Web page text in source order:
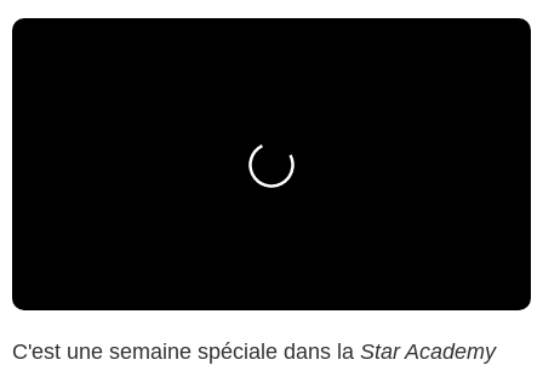
C'est une semaine spéciale dans la Star Academy